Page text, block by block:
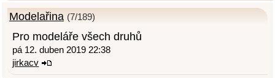
Modelařina (7/189)
Pro modeláře všech druhů
pá 12. duben 2019 22:38
jirkacv